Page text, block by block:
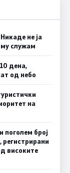
не ја
служам
дена,
од небо
на
број
регистрирани
високите